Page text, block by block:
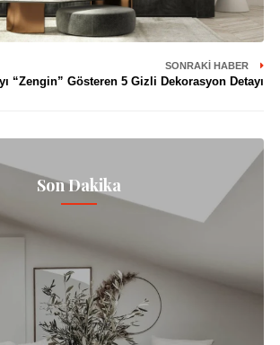
SONRAKI HABER
“Zengin” Gösteren 5 Gizli Dekorasyon Detayı
Son Dakika